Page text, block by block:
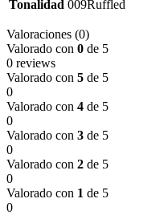
Tonalidad 009Ruffled
Valoraciones (0)
Valorado con 0 de 5
0 reviews
Valorado con 5 de 5
0
Valorado con 4 de 5
0
Valorado con 3 de 5
0
Valorado con 2 de 5
0
Valorado con 1 de 5
0